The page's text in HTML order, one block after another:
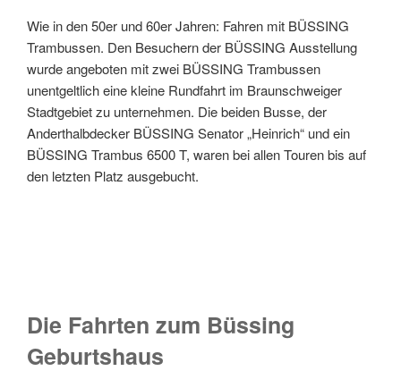
Wie in den 50er und 60er Jahren: Fahren mit BÜSSING
Trambussen. Den Besuchern der BÜSSING Ausstellung
wurde angeboten mit zwei BÜSSING Trambussen
unentgeltlich eine kleine Rundfahrt im Braunschweiger
Stadtgebiet zu unternehmen. Die beiden Busse, der
Anderthalbdecker BÜSSING Senator „Heinrich“ und ein
BÜSSING Trambus 6500 T, waren bei allen Touren bis auf
den letzten Platz ausgebucht.
Die Fahrten zum Büssing
Geburtshaus